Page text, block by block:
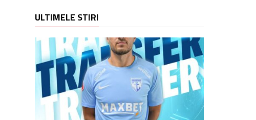
ULTIMELE STIRI